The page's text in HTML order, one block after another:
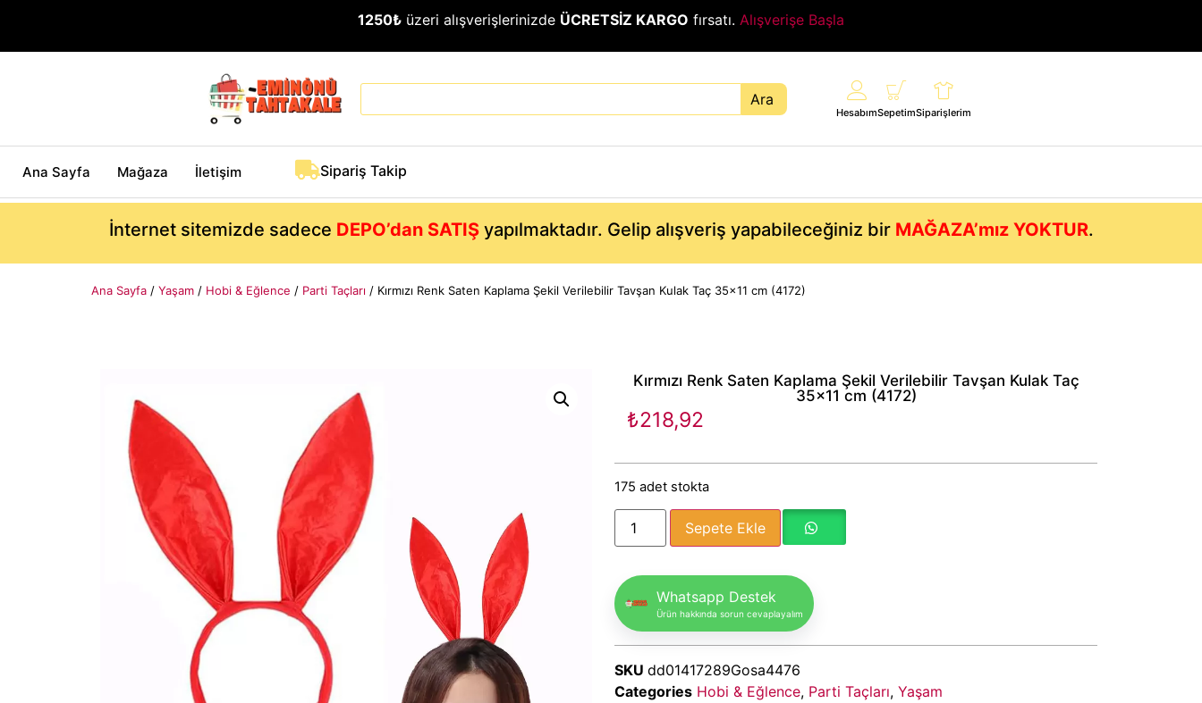
1250₺ üzeri alışverişlerinizde ÜCRETSİZ KARGO fırsatı. Alışverişe Başla
Ara
HesabımSepetimSiparişlerim
Ana Sayfa Mağaza İletişim Sipariş Takip
İnternet sitemizde sadece DEPO’dan SATIŞyapılmaktadır. Gelip alışveriş yapabileceğiniz bir MAĞAZA’mız YOKTUR.
Ana Sayfa / Yaşam / Hobi & Eğlence / Parti Taçları / Kırmızı Renk Saten Kaplama Şekil Verilebilir Tavşan Kulak Taç 35×11 cm (4172)
Kırmızı Renk Saten Kaplama Şekil Verilebilir Tavşan Kulak Taç
35×11 cm (4172)
₺218,92
175 adet stokta
Sepete Ekle
Whatsapp Destek
Ürün hakkında sorun cevaplayalım
SKU dd01417289Gosa4476
Categories Hobi & Eğlence, Parti Taçları, Yaşam